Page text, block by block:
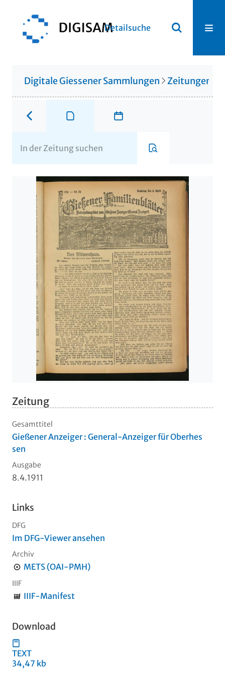
Detailsuche
Digitale Giessener Sammlungen Zeitungen
Zeitung
Gesamttitel
Gießener Anzeiger : General-Anzeiger für Oberhes
sen
Ausgabe
8.4.1911
Links
DFG
Im DFG-Viewer ansehen
Archiv
METS (OAI-PMH)
IIIF
IIIF-Manifest
Download
TEXT
34,47 kb